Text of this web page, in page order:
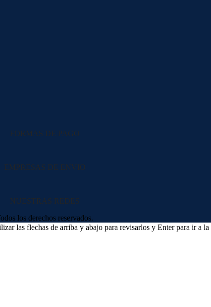
FORMAS DE PAGO
EMPRESAS DE ENVIO
NUESTRAS REDES
los derechos reservados.
las flechas de arriba y abajo para revisarlos y Enter para ir a